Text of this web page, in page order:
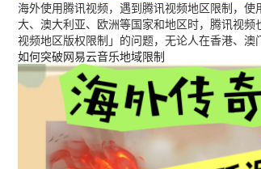
海外使用腾讯视频，遇到腾讯视频地区限制，
大、澳大利亚、欧洲等国家和地区时，腾讯视
视频地区版权限制」的问题，无论人在香港、
如何突破网易云音乐地域限制